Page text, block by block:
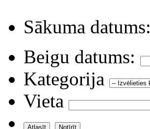
Sākuma datums:
Beigu datums:
Kategorija
Vieta